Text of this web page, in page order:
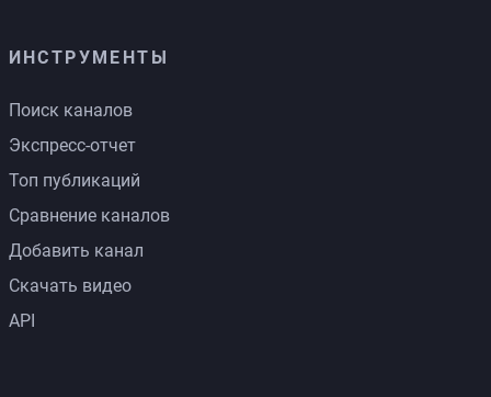
ИНСТРУМЕНТЫ
Поиск каналов
Экспресс-отчет
Топ публикаций
Сравнение каналов
Добавить канал
Скачать видео
API